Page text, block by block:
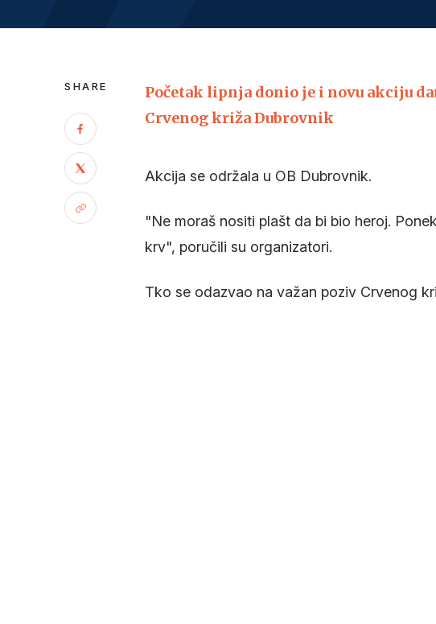
SHARE
Početak lipnja donio je i novu akciju
Crvenog križa Dubrovnik
Akcija se održala u OB Dubrovnik.
"Ne moraš nositi plašt da bi bio heroj.
krv", poručili su organizatori.
Tko se odazvao na važan poziv Crvenog